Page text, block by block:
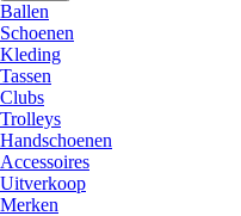
Ballen
Schoenen
Kleding
Tassen
Clubs
Trolleys
Handschoenen
Accessoires
Uitverkoop
Merken